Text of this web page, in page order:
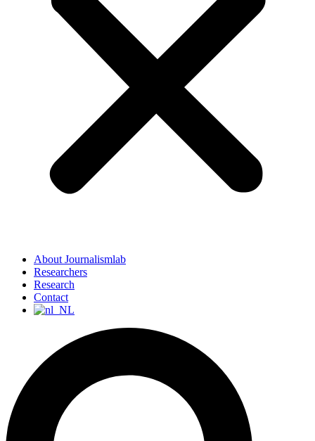
About Journalismlab
Researchers
Research
Contact